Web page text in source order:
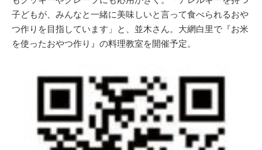
子どもが、みんなと一緒に美味しいと言って食べられるおや
つ作りを目指しています」と、並木さん。大網白里で『お米
を使ったおやつ作り』の料理教室を開催予定。